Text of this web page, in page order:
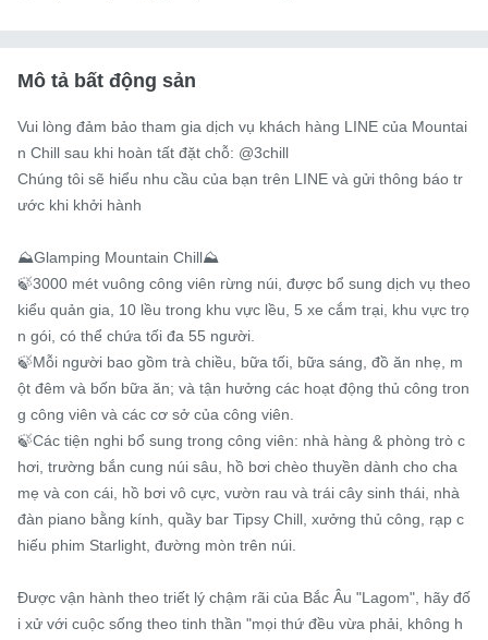
Mô tả bất động sản
Vui lòng đảm bảo tham gia dịch vụ khách hàng LINE của Mountai
n Chill sau khi hoàn tất đặt chỗ: @3chill
Chúng tôi sẽ hiểu nhu cầu của bạn trên LINE và gửi thông báo tr
ước khi khởi hành
⛰️Glamping Mountain Chill⛰️
🍃3000 mét vuông công viên rừng núi, được bổ sung dịch vụ theo
kiểu quản gia, 10 lều trong khu vực lều, 5 xe cắm trại, khu vực trọ
n gói, có thể chứa tối đa 55 người.
🍃Mỗi người bao gồm trà chiều, bữa tối, bữa sáng, đồ ăn nhẹ, m
ột đêm và bốn bữa ăn; và tận hưởng các hoạt động thủ công tron
g công viên và các cơ sở của công viên.
🍃Các tiện nghi bổ sung trong công viên: nhà hàng & phòng trò c
hơi, trường bắn cung núi sâu, hồ bơi chèo thuyền dành cho cha
mẹ và con cái, hồ bơi vô cực, vườn rau và trái cây sinh thái, nhà
đàn piano bằng kính, quầy bar Tipsy Chill, xưởng thủ công, rạp c
hiếu phim Starlight, đường mòn trên núi.
Được vận hành theo triết lý chậm rãi của Bắc Âu "Lagom", hãy đố
i xử với cuộc sống theo tinh thần "mọi thứ đều vừa phải, không h